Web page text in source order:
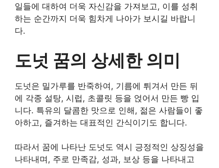
일들에 대하여 더욱 자신감을 가져보고, 이를 성취
하는 순간까지 더욱 힘차게 나아가 보시길 바랍니
다.
도넛 꿈의 상세한 의미
도넛은 밀가루를 반죽하여, 기름에 튀겨서 만든 뒤
에 각종 설탕, 시럽, 초콜릿 등을 얹어서 만든 빵 입
니다. 특유의 달콤한 맛으로 인해, 젊은 사람들이 좋
아하고, 즐겨하는 대표적인 간식이기도 합니다.
따라서 꿈에 나타난 도넛도 역시 긍정적인 상징성을
나타내며, 주로 만족감, 성과, 보상 등을 나타내고